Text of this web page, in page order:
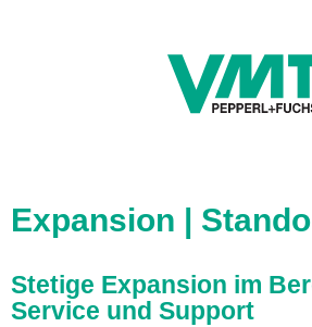
Expansion |
Stetige Expansion im
Service und Support